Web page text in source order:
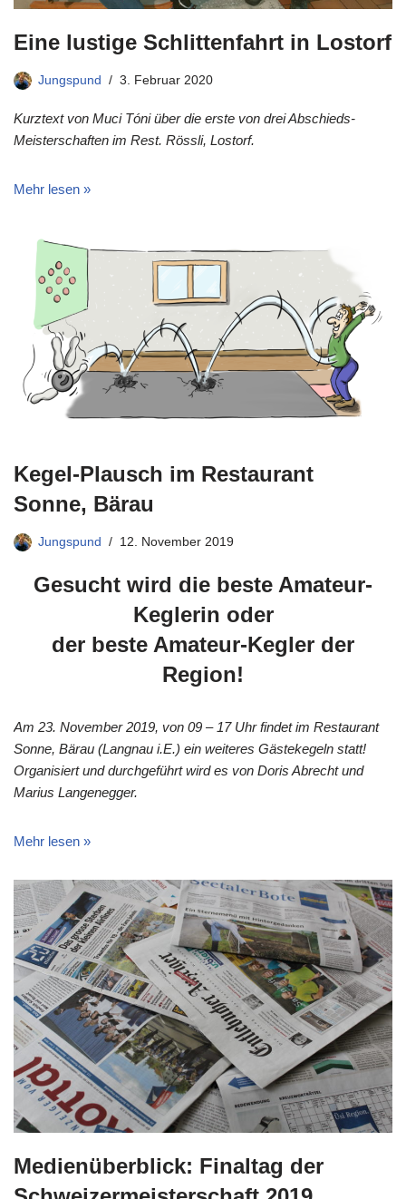
Eine lustige Schlittenfahrt in Lostorf
Jungspund 3. Februar 2020
Kurztext von Muci Tóni über die erste von drei Abschieds-
Meisterschaften im Rest. Rössli, Lostorf.
Mehr lesen »
Kegel-Plausch im Restaurant
Sonne, Bärau
Jungspund 12. November 2019
Gesucht wird die beste Amateur-
Keglerin oder
der beste Amateur-Kegler der
Region!
Am 23. November 2019, von 09 – 17 Uhr findet im Restaurant
Sonne, Bärau (Langnau i.E.) ein weiteres Gästekegeln statt!
Organisiert und durchgeführt wird es von Doris Abrecht und
Marius Langenegger.
Mehr lesen »
Medienüberblick: Finaltag der